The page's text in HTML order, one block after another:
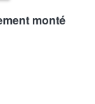
monté